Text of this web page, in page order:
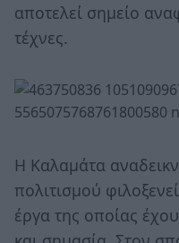
αποτελεί σημείο
τέχνες.
Η Καλαμάτα
πολιτισμού
έργα της οποίας